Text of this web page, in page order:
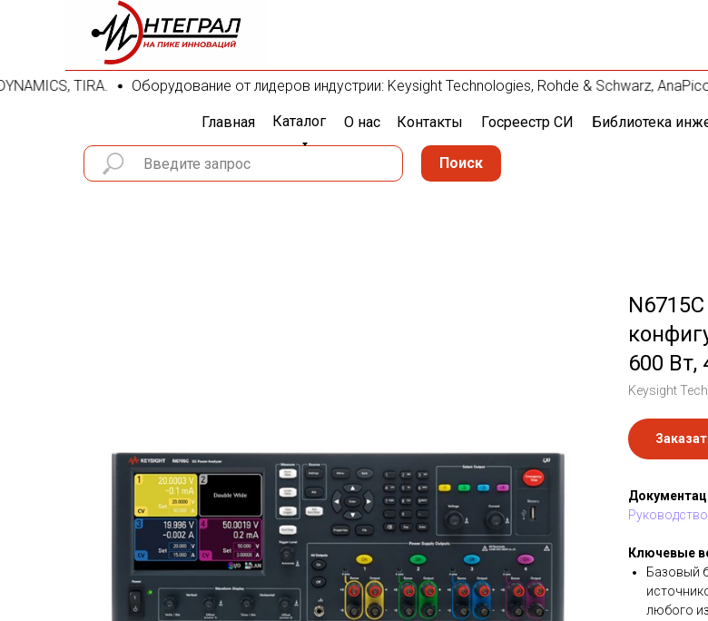
TIRA. Оборудование от лидеров индустрии: Keysight Technologies, Rohde & Schwarz, AnaPico,
Главная Каталог О нас Контакты Госреестр СИ Библиотека
Поиск
600 Вт,
Keysight
Ключевые
Базовый
любого